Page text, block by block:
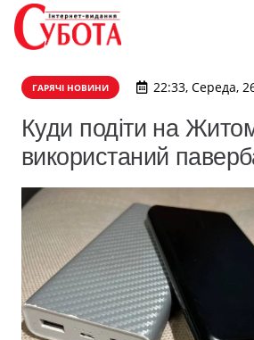
ГАРЯЧІ НОВИНИ 22:33, Середа,
Куди подіти на
використаний